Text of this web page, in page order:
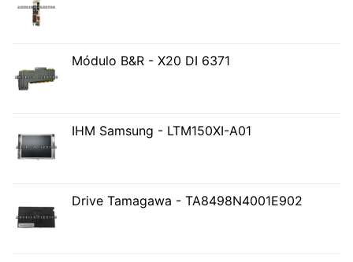
Módulo B&R - X20 DI 6371
IHM Samsung - LTM150XI-A01
Drive Tamagawa - TA8498N4001E902